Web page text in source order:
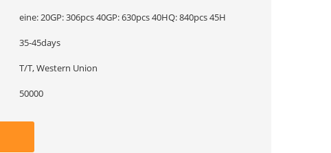
eine: 20GP: 306pcs 40GP: 630pcs 40HQ: 840pcs 45H
35-45days
T/T, Western Union
50000